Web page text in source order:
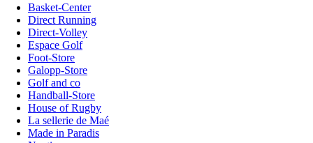
Basket-Center
Direct Running
Direct-Volley
Espace Golf
Foot-Store
Galopp-Store
Golf and co
Handball-Store
House of Rugby
La sellerie de Maé
Made in Paradis